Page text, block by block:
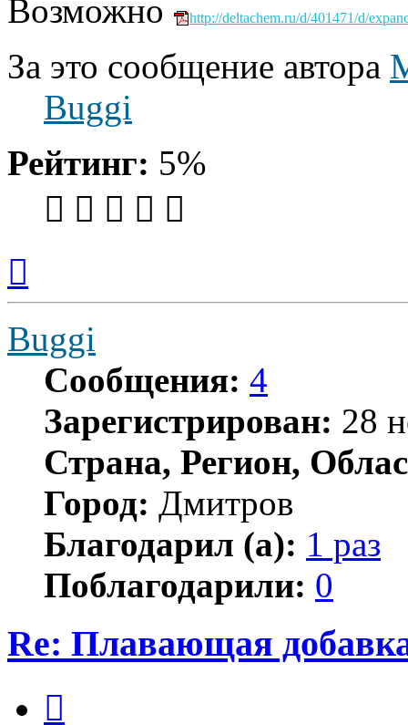
Возможно
http://deltachem.ru/d/401471/d/
За это сообщение автора
Buggi
Рейтинг: 5%
началу
Buggi
Сообщения: 4
Зарегистрирован: 28
Страна, Регион,
Город: Дмитров
Благодарил (а): 1 раз
Поблагодарили: 0
Re: Плавающая